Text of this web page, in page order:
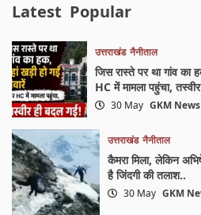
Latest Popular
उत्तराखंड नैनीताल
जिस रास्ते पर था गांव का
HC में मामला पहुंचा,
30 May GKM News
उत्तराखंड नैनीताल
कैमरा मिला, लेकिन
है जिंदगी की तलाश..
30 May GKM